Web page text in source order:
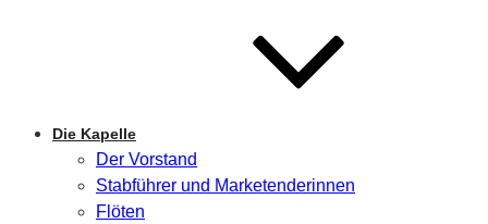
Die Kapelle
Der Vorstand
Stabführer und Marketenderinnen
Flöten